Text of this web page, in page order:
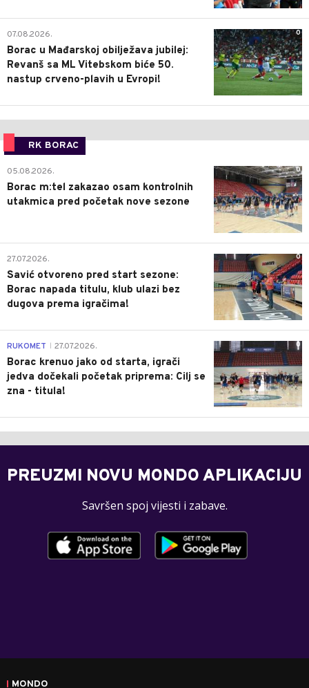
0
07.08.2026.
Borac u Mađarskoj obilježava jubilej:
Revanš sa ML Vitebskom biće 50.
nastup crveno-plavih u Evropi!
RK BORAC
0
05.08.2026.
Borac m:tel zakazao osam kontrolnih
utakmica pred početak nove sezone
0
27.07.2026.
Savić otvoreno pred start sezone:
Borac napada titulu, klub ulazi bez
dugova prema igračima!
0
RUKOMET 27.07.2026.
Borac krenuo jako od starta, igrači
jedva dočekali početak priprema: Cilj se
zna - titula!
PREUZMI NOVU MONDO APLIKACIJU
Savršen spoj vijesti i zabave.
MONDO